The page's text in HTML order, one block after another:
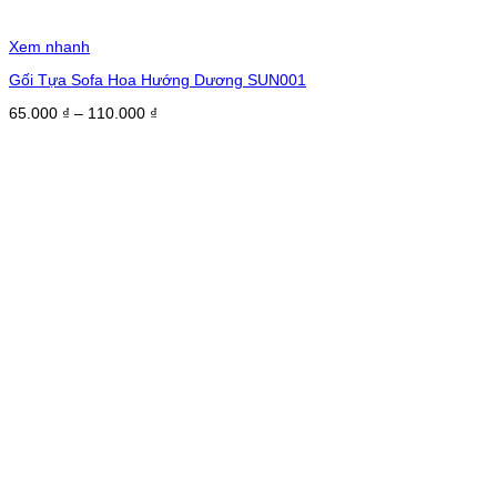
Xem nhanh
Gối Tựa Sofa Hoa Hướng Dương SUN001
65.000 ₫ – 110.000 ₫